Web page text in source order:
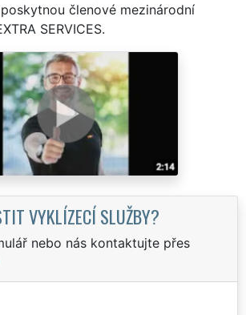
členové mezinárodní
SERVICES.
VYKLÍZECÍ SLUŽBY?
nebo nás kontaktujte přes